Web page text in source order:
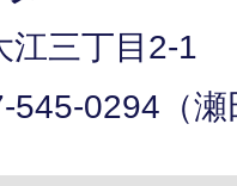
江三丁目2-1
545-0294（